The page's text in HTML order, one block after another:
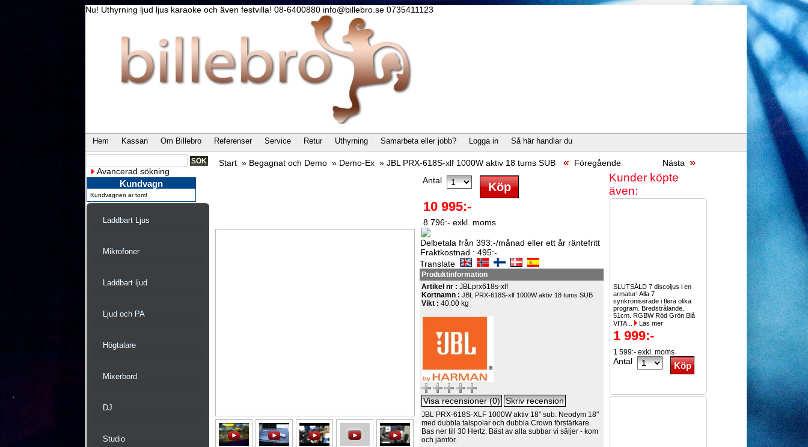
Nu! Uthyrning ljud ljus karaoke och även festvilla! 08-6400880 info@billebro.se 0735411123
Hem Kassan Om Billebro Referenser Service Retur Uthyrning Samarbeta eller jobb? Logga in Så här handlar du
Avancerad sökning
Kundvagn
Kundvagnen är tom!
Laddbart Ljus
Mikrofoner
Laddbart ljud
Ljud och PA
Högtalare
Mixerbord
DJ
Studio
Start » Begagnat och Demo » Demo-Ex »JBL PRX-618S-xlf 1000W aktiv 18 tums SUB Föregående Nästa
Antal
10 995:-
8 796:- exkl. moms
Delbetala från 393:-/månad eller ett år räntefritt
Fraktkostnad : 495:-
Translate
Produktinformation
Artikel nr :JBLprx618s-xlf
Kortnamn :JBL PRX-618S-xlf 1000W aktiv 18 tums SUB
Vikt :40.00 kg
JBL PRX-618S-XLF 1000W aktiv 18" sub. Neodym 18"
med dubbla talspolar och dubbla Crown förstärkare.
Bas ner till 30 Hertz. Bäst av alla subbar vi säljer - kom
och jämför.
Kunder köpte
även:
SLUTSÅLD 7 discoljus i en
armatur! Alla 7
synkroniserade i flera olika
program. Bredstrålande.
51cm. RGBW Röd Grön Blå
VITA...
Läs mer
1 999:-
1 599:- exkl. moms
Antal